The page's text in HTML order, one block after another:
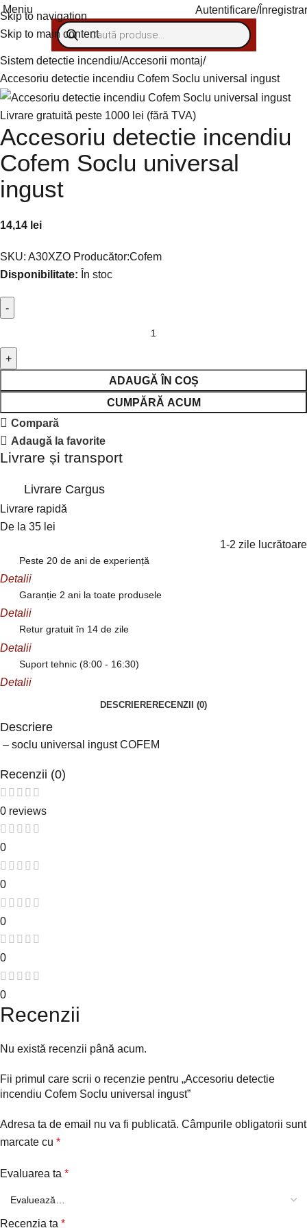
Skip to navigation
Skip to main content
Meniu Autentificare/
Sistem detectie incendiu Accesorii montaj
Accesoriu detectie incendiu Cofem Soclu universal ingust
Livrare gratuită peste 1000 lei (fără TVA)
Accesoriu detectie incendiu
Cofem Soclu universal
ingust
14,14 lei
SKU: A30XZO Producător:Cofem
Disponibilitate: În stoc
ADAUGĂ ÎN COȘ
CUMPĂRĂ ACUM
Compară
Adaugă la favorite
Livrare și transport
Livrare Cargus
Livrare rapidă
De la 35 lei
1-2 zile lucrătoare
Peste 20 de ani de experiență
Detalii
Garanție 2 ani la toate produsele
Detalii
Retur gratuit în 14 de zile
Detalii
Suport tehnic (8:00 - 16:30)
Detalii
DESCRIERERECENZII (0)
Descriere
– soclu universal ingust COFEM
Recenzii (0)
0 reviews
0
0
0
0
0
Recenzii
Nu există recenzii până acum.
Fii primul care scrii o recenzie pentru „Accesoriu detectie
incendiu Cofem Soclu universal ingust”
Adresa ta de email nu va fi publicată. Câmpurile obligatorii sunt
marcate cu *
Evaluarea ta *
Recenzia ta *